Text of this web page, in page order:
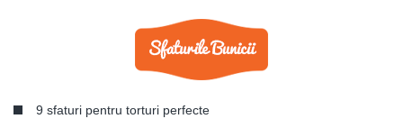
9 sfaturi pentru torturi perfecte